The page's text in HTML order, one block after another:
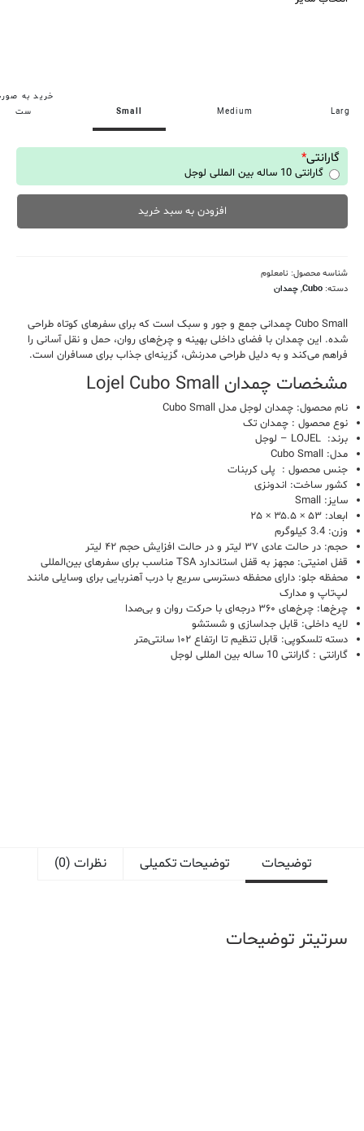
Cubo Small چمدانی جمع و جور و سبک است که برای سفرهای کوتاه طراحی
شده. این چمدان با فضای داخلی بهینه و چرخ‌های روان، حمل و نقل آسانی را
فراهم می‌کند و به دلیل طراحی مدرنش، گزینه‌ای جذاب برای مسافران است.
مشخصات چمدان Lojel Cubo Small
نام محصول: چمدان لوجل مدل Cubo Small
نوع محصول : چمدان تک
برند: LOJEL – لوجل
مدل: Cubo Small
جنس محصول : پلی کربنات
کشور ساخت: اندونزی
سایز: Small
ابعاد: ۵۳ × ۳۵.۵ × ۲۵
وزن: 3.4 کیلوگرم
حجم: در حالت عادی ۳۷ لیتر و در حالت افزایش حجم ۴۲ لیتر
قفل امنیتی: مجهز به قفل استاندارد TSA مناسب برای سفرهای بین‌المللی
محفظه جلو: دارای محفظه دسترسی سریع با درب آهنربایی برای وسایلی مانند
لپ‌تاپ و مدارک
چرخ‌ها: چرخ‌های ۳۶۰ درجه‌ای با حرکت روان و بی‌صدا
لایه داخلی: قابل جداسازی و شستشو
دسته تلسکوپی: قابل تنظیم تا ارتفاع ۱۰۲ سانتی‌متر
گارانتی : گارانتی 10 ساله بین المللی لوجل
Larg
Medium
Small
خرید به
ست
*گارانتی
گارانتی 10 ساله بین المللی لوجل
افزودن به سبد خرید
شناسه محصول: نامعلوم
دسته: Cubo
,چمدان
توضیحات توضیحات تکمیلی نظرات (0)
سرتیتر توضیحات